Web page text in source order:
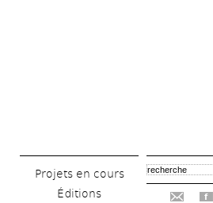
Projets en cours
Éditions
f